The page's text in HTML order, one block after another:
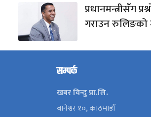
प्रधानमन्त्रीसँग
गराउन रुलिङको
सम्पर्क
खबर विन्दु प्रा.लि.
बानेश्वर १०, काठमाडौँ